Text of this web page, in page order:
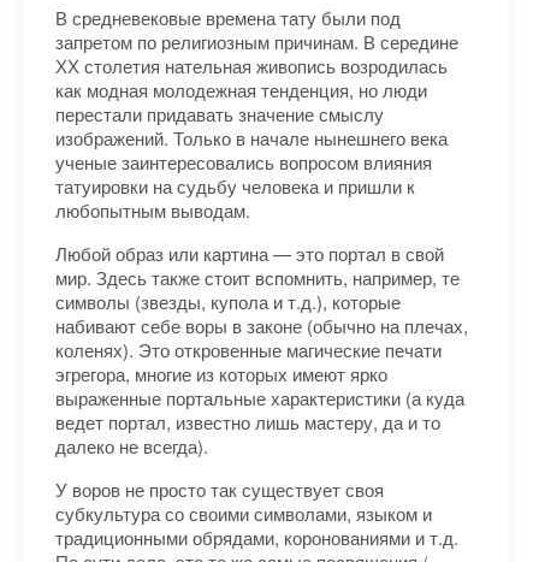
В средневековые времена тату были под
запретом по религиозным причинам. В середине
ХХ столетия нательная живопись возродилась
как модная молодежная тенденция, но люди
перестали придавать значение смыслу
изображений. Только в начале нынешнего века
ученые заинтересовались вопросом влияния
татуировки на судьбу человека и пришли к
любопытным выводам.
Любой образ или картина — это портал в свой
мир. Здесь также стоит вспомнить, например, те
символы (звезды, купола и т.д.), которые
набивают себе воры в законе (обычно на плечах,
коленях). Это откровенные магические печати
эгрегора, многие из которых имеют ярко
выраженные портальные характеристики (а куда
ведет портал, известно лишь мастеру, да и то
далеко не всегда).
У воров не просто так существует своя
субкультура со своими символами, языком и
традиционными обрядами, коронованиями и т.д.